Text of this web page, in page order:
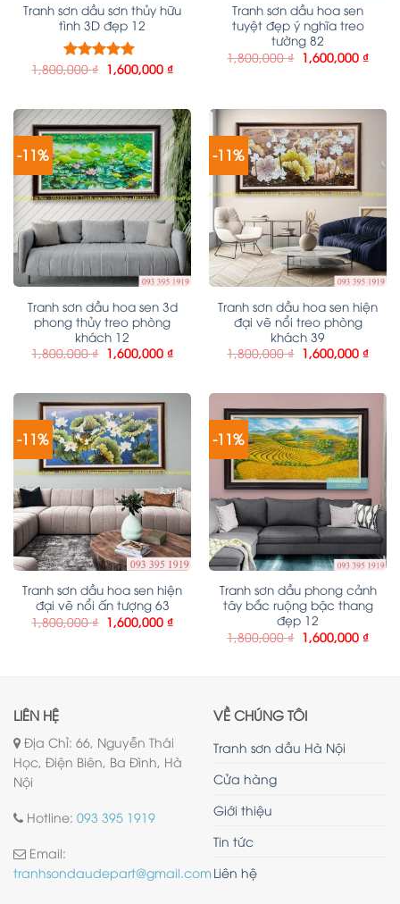
Tranh sơn dầu sơn thủy hữu
tình 3D đẹp 12
Được xếp
1,800,000₫ 1,600,000 ₫
Tranh sơn dầu hoa sen
tuyệt đẹp ý nghĩa treo
tường 82
1,800,000₫ 1,600,000 ₫
-11%
Tranh sơn dầu hoa sen 3d
phong thủy treo phòng
khách 12
1,800,000₫ 1,600,000 ₫
-11%
Tranh sơn dầu hoa sen hiện
đại vẽ nổi treo phòng
khách 39
1,800,000₫ 1,600,000 ₫
-11%
Tranh sơn dầu hoa sen hiện
đại vẽ nổi ấn tượng 63
1,800,000₫ 1,600,000 ₫
-11%
Tranh sơn dầu phong cảnh
tây bắc ruộng bậc thang
đẹp 12
1,800,000₫ 1,600,000 ₫
LIÊN HỆ
Địa Chỉ: 66, Nguyễn Thái
Học, Điện Biên, Ba Đình, Hà
Nội
Hotline: 093 395 1919
Email:
tranhsondaudepart@gmail.com
VỀ CHÚNG TÔI
Tranh sơn dầu Hà Nội
Cửa hàng
Giới thiệu
Tin tức
Liên hệ